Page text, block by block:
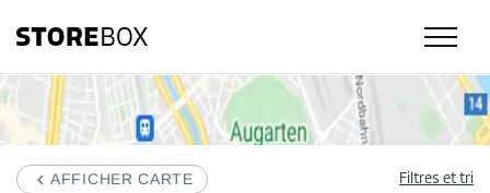
AFFICHER CARTE Filtres et tri